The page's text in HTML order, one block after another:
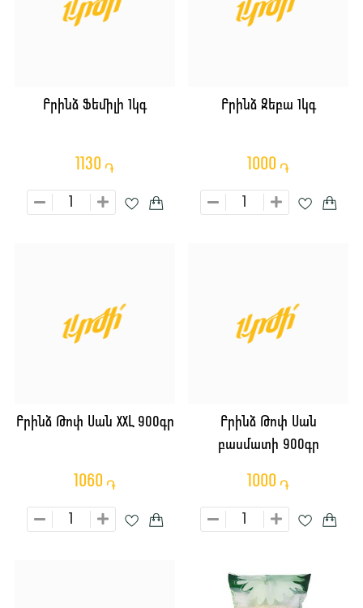
Բրինձ Ֆեմիլի 1կգ
1130 ֏
Բրինձ Զեբա 1կգ
1000 ֏
Բրինձ Թոփ Սան XXԼ 900գր
1060 ֏
Բրինձ Թոփ Սան
բասմատի 900գր
1000 ֏